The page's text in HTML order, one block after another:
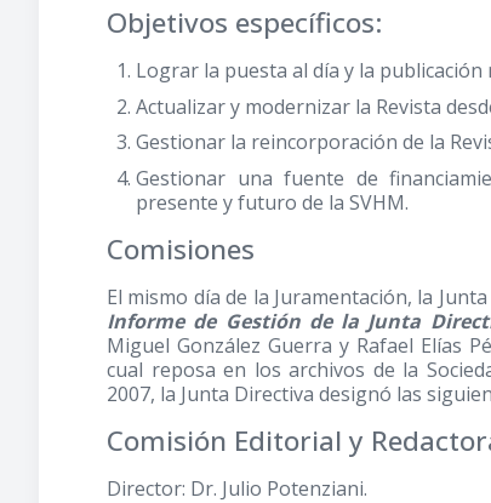
Objetivos específicos:
Lograr la puesta al día y la publicación
Actualizar y modernizar la Revista
Gestionar la reincorporación de la
Gestionar una fuente de
presente y futuro de la SVHM.
Comisiones
El mismo día de la Juramentación, la
Informe de Gestión de la Junta
Miguel González Guerra y Rafael Elías
cual reposa en los archivos de la
2007, la Junta Directiva designó las
Comisión Editorial y
Director: Dr. Julio Potenziani.